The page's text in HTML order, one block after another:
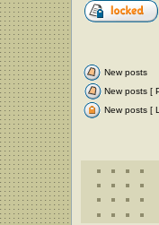
New posts
New posts [
New posts [